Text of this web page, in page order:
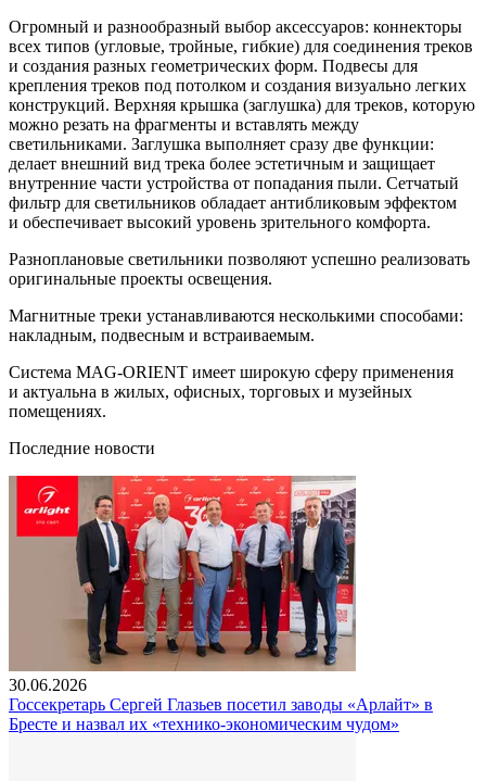
Огромный и разнообразный выбор аксессуаров: коннекторы
всех типов (угловые, тройные, гибкие) для соединения треков
и создания разных геометрических форм. Подвесы для
крепления треков под потолком и создания визуально легких
конструкций. Верхняя крышка (заглушка) для треков, которую
можно резать на фрагменты и вставлять между
светильниками. Заглушка выполняет сразу две функции:
делает внешний вид трека более эстетичным и защищает
внутренние части устройства от попадания пыли. Сетчатый
фильтр для светильников обладает антибликовым эффектом
и обеспечивает высокий уровень зрительного комфорта.
Разноплановые светильники позволяют успешно реализовать
оригинальные проекты освещения.
Магнитные треки устанавливаются несколькими способами:
накладным, подвесным и встраиваемым.
Система MAG-ORIENT имеет широкую сферу применения
и актуальна в жилых, офисных, торговых и музейных
помещениях.
Последние новости
30.06.2026
Госсекретарь Сергей Глазьев посетил заводы «Арлайт» в
Бресте и назвал их «технико-экономическим чудом»